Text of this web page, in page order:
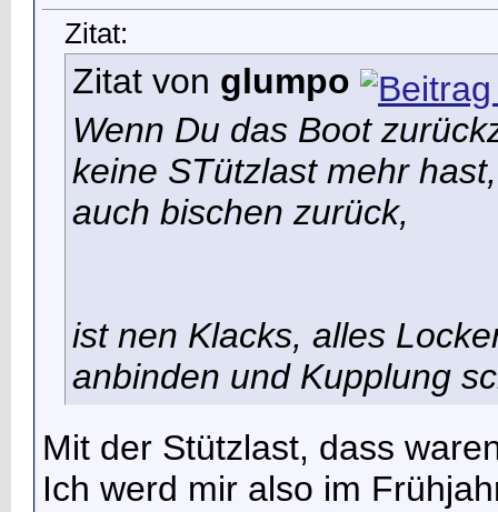
Zitat:
Zitat von glumpo
Wenn Du das Boot
keine STützlast mehr
auch bischen zurück,
ist nen Klacks, alles
anbinden und Kupplung
Mit der Stützlast, dass
Ich werd mir also im